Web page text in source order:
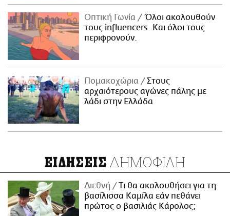
Οπτική Γωνία
Όλοι ακολουθούν
τους influencers. Και όλοι τους
περιφρονούν.
Πομακοχώρια
Στους
αρχαιότερους αγώνες πάλης με
λάδι στην Ελλάδα
ΕΙΔΗΣΕΙΣ ΔΗΜΟΦΙΛΗ
Διεθνή
Τι θα ακολουθήσει για τη
βασίλισσα Καμίλα εάν πεθάνει
πρώτος ο βασιλιάς Κάρολος;